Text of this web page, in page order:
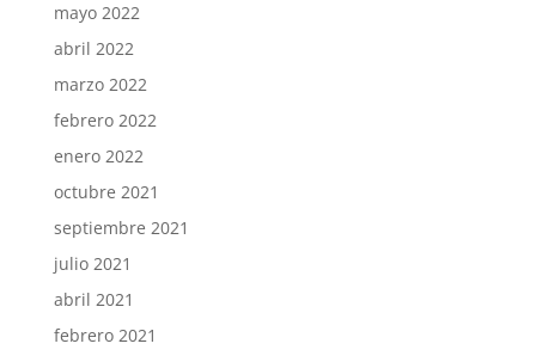
mayo 2022
abril 2022
marzo 2022
febrero 2022
enero 2022
octubre 2021
septiembre 2021
julio 2021
abril 2021
febrero 2021